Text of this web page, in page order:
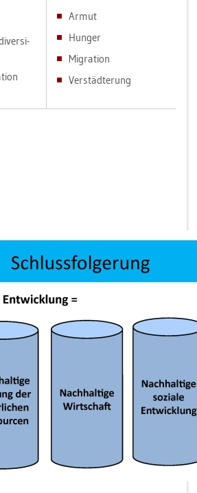
Armut
Hun­ger
Mi­gra­ti­on
Ver­städ­te­rung